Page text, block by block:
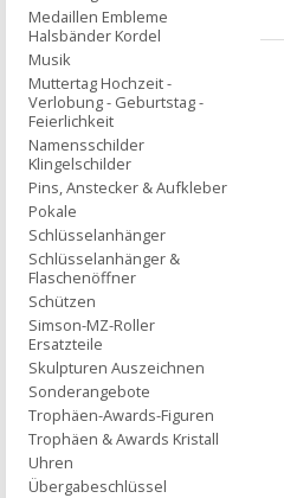
Medaillen Embleme
Halsbänder Kordel
Musik
Muttertag Hochzeit -
Verlobung - Geburtstag -
Feierlichkeit
Namensschilder
Klingelschilder
Pins, Anstecker & Aufkleber
Pokale
Schlüsselanhänger
Schlüsselanhänger &
Flaschenöffner
Schützen
Simson-MZ-Roller
Ersatzteile
Skulpturen Auszeichnen
Sonderangebote
Trophäen-Awards-Figuren
Trophäen & Awards Kristall
Uhren
Übergabeschlüssel